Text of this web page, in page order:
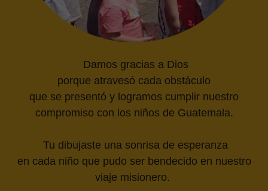
Damos gracias a Dios
porque atravesó cada obstáculo
que se presentó y logramos cumplir nuestro
compromiso con los niños de Guatemala.
Tu dibujaste una sonrisa de esperanza
en cada niño que pudo ser bendecido en nuestro
viaje misionero.